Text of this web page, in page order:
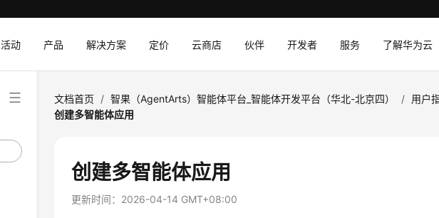
活动 产品 解决方案 定价 云商店 伙伴 开发者 服务 了解华为云
文档首页 / 智果（AgentArts）智能体平台_智能体开发平台（华北-北京四） / 用户
创建多智能体应用
创建多智能体应用
更新时间： 2026-04-14 GMT+08:00